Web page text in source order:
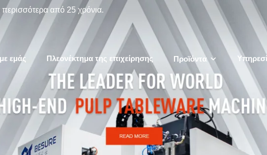
περισσότερα από 25 χρόνια.
εμάς Πλεονέκτημα της επιχείρησης Προϊόντα